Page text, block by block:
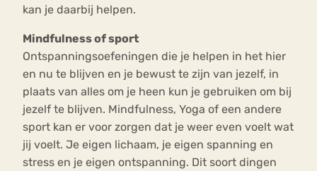
kan je daarbij helpen.
Mindfulness of sport
Ontspanningsoefeningen die je helpen in het hier
en nu te blijven en je bewust te zijn van jezelf, in
plaats van alles om je heen kun je gebruiken om bij
jezelf te blijven. Mindfulness, Yoga of een andere
sport kan er voor zorgen dat je weer even voelt wat
jij voelt. Je eigen lichaam, je eigen spanning en
stress en je eigen ontspanning. Dit soort dingen